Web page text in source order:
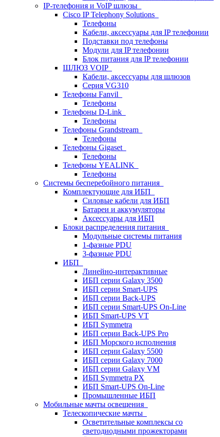
IP-телефония и VoIP шлюзы
Cisco IP Telephony Solutions
Телефоны
Кабели, аксессуары для IP телефонии
Подставки под телефоны
Модули для IP телефонии
Блок питания для IP телефонии
ШЛЮЗ VOIP
Кабели, аксессуары для шлюзов
Серия VG310
Телефоны Fanvil
Телефоны
Телефоны D-Link
Телефоны
Телефоны Grandstream
Телефоны
Телефоны Gigaset
Телефоны
Телефоны YEALINK
Телефоны
Системы бесперебойного питания
Комплектующие для ИБП
Силовые кабели для ИБП
Батареи и аккумуляторы
Аксессуары для ИБП
Блоки распределения питания
Модульные системы питания
1-фазные PDU
3-фазные PDU
ИБП
Линейно-интерактивные
ИБП серии Galaxy 3500
ИБП серии Smart-UPS
ИБП серии Back-UPS
ИБП серии Smart-UPS On-Line
ИБП Smart-UPS VT
ИБП Symmetra
ИБП серии Back-UPS Pro
ИБП Морского исполнения
ИБП серии Galaxy 5500
ИБП серии Galaxy 7000
ИБП серии Galaxy VM
ИБП Symmetra PX
ИБП Smart-UPS On-Line
Промышленные ИБП
Мобильные мачты освещения
Телескопические мачты
Осветительные комплексы со
светодиодными прожекторами